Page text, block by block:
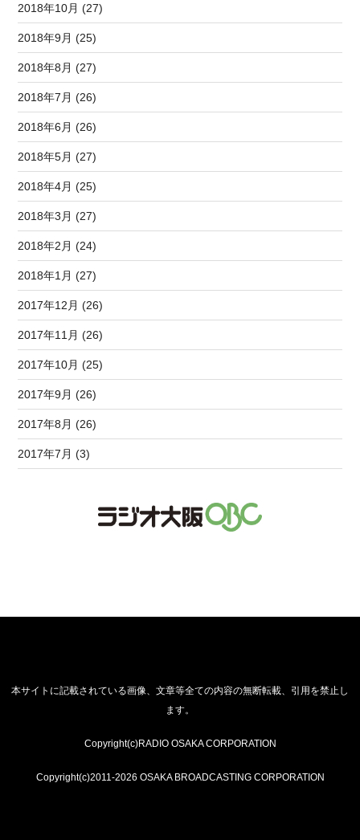
2018年10月 (27)
2018年9月 (25)
2018年8月 (27)
2018年7月 (26)
2018年6月 (26)
2018年5月 (27)
2018年4月 (25)
2018年3月 (27)
2018年2月 (24)
2018年1月 (27)
2017年12月 (26)
2017年11月 (26)
2017年10月 (25)
2017年9月 (26)
2017年8月 (26)
2017年7月 (3)
本サイトに記載されている画像、文章等全ての内容の無断転載、引用を禁止し
ます。
Copyright(c)RADIO OSAKA CORPORATION
Copyright(c)2011-2026 OSAKA BROADCASTING CORPORATION